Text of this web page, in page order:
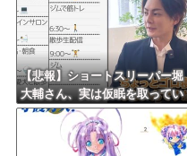
【悲報】ショートスリーパー堀
大輔さん、実は仮眠を取ってい
たｗｗｗｗｗｗｗｗｗｗｗｗｗ